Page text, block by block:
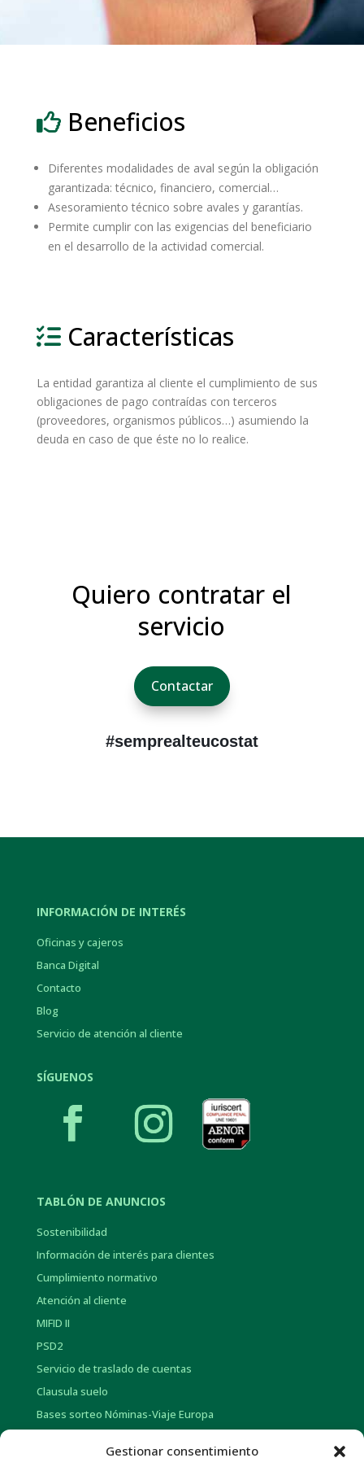
Gestionar consentimiento
Beneficios
Diferentes modalidades de aval según la obligación
garantizada: técnico, financiero, comercial…
Asesoramiento técnico sobre avales y garantías.
Permite cumplir con las exigencias del beneficiario
en el desarrollo de la actividad comercial.
Características
La entidad garantiza al cliente el cumplimiento de sus
obligaciones de pago contraídas con terceros
(proveedores, organismos públicos…) asumiendo la
deuda en caso de que éste no lo realice.
Quiero contratar el
servicio
Contactar
#semprealteucostat
INFORMACIÓN DE INTERÉS
Oficinas y cajeros
Banca Digital
Contacto
Blog
Servicio de atención al cliente
SÍGUENOS
TABLÓN DE ANUNCIOS
Sostenibilidad
Información de interés para clientes
Cumplimiento normativo
Atención al cliente
MIFID II
PSD2
Servicio de traslado de cuentas
Clausula suelo
Bases sorteo Nóminas-Viaje Europa